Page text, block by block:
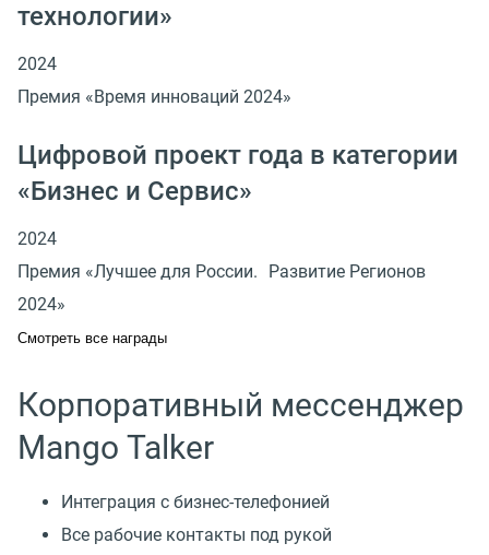
технологии»
2024
Премия «Время инноваций 2024»
Цифровой проект года в категории
«Бизнес и Сервис»
2024
Премия «Лучшее для России. Развитие Регионов
2024»
Смотреть все награды
Корпоративный мессенджер
Mango Talker
Интеграция с бизнес-телефонией
Все рабочие контакты под рукой